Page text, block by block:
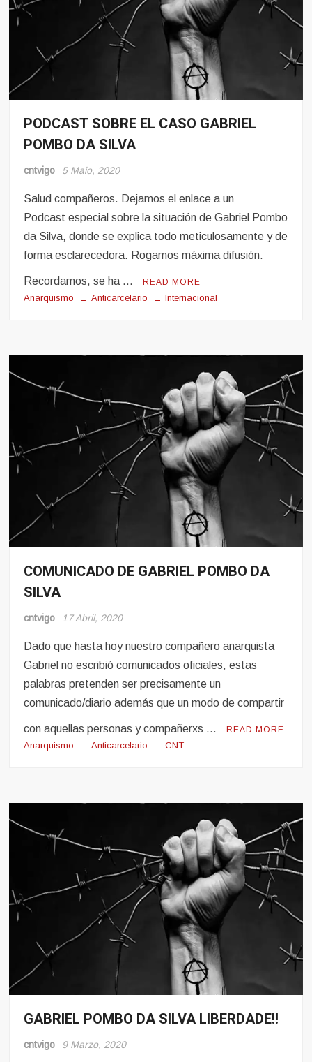
Noticias
Pro-
PODCAST SOBRE EL CASO GABRIEL
POMBO DA SILVA
cntvigo 5 Maio, 2020
Salud compañeros. Dejamos el enlace a un
Podcast especial sobre la situación de Gabriel Pombo
da Silva, donde se explica todo meticulosamente y de
forma esclarecedora. Rogamos máxima difusión.
Recordamos, se ha … READ MORE
Anarquismo Anticarcelario Internacional
Noticias
Pro-
COMUNICADO DE GABRIEL POMBO DA
SILVA
cntvigo 17 Abril, 2020
Dado que hasta hoy nuestro compañero anarquista
Gabriel no escribió comunicados oficiales, estas
palabras pretenden ser precisamente un
comunicado/diario además que un modo de compartir
con aquellas personas y compañerxs … READ MORE
Anarquismo Anticarcelario CNT
Noticias
Presos
GABRIEL POMBO DA SILVA LIBERDADE!!
cntvigo 9 Marzo, 2020